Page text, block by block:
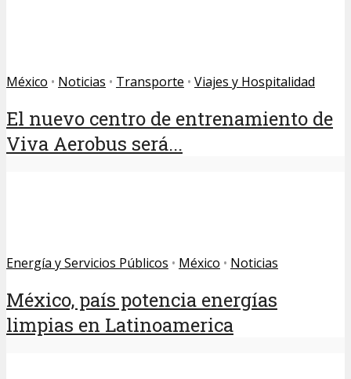
México • Noticias • Transporte • Viajes y Hospitalidad
El nuevo centro de entrenamiento de
Viva Aerobus será...
Energía y Servicios Públicos • México • Noticias
México, país potencia energías
limpias en Latinoamerica